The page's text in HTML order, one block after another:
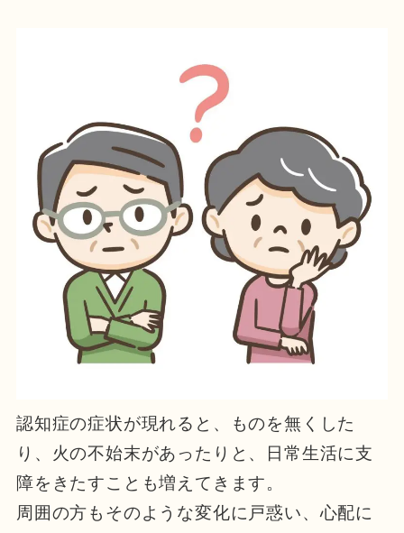
認知症の症状が現れると、ものを無くした
り、火の不始末があったりと、日常生活に支
障をきたすことも増えてきます。
周囲の方もそのような変化に戸惑い、心配に